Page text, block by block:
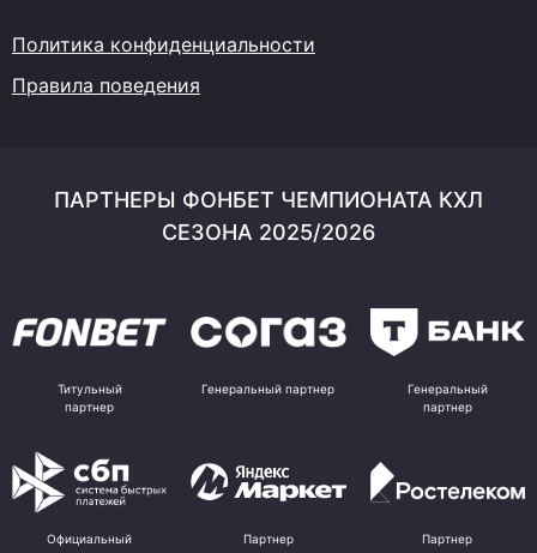
Политика конфиденциальности
Правила поведения
ПАРТНЕРЫ ФОНБЕТ ЧЕМПИОНАТА КХЛ
СЕЗОНА 2025/2026
Титульный
партнер
Генеральный партнер
Генеральный
партнер
Официальный
Партнер Партнер